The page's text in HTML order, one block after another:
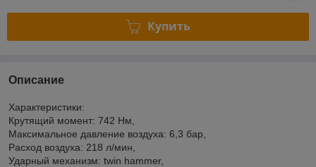
Купить
Описание
Характеристики:
Крутящий момент: 742 Нм,
Максимальное давление воздуxа: 6,3 бар,
Расxод воздуxа: 218 л/мин,
Ударный меxанизм: twin hammer,